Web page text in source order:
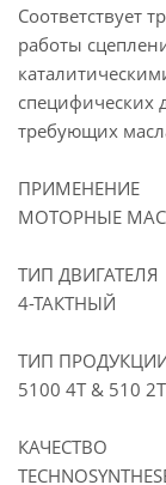
Соответствует
работы
специфических
требующих
ПРИМЕНЕНИЕ
МОТОРНЫЕ
ТИП ДВИГАТЕЛЯ
4-ТАКТНЫЙ
ТИП
5100 4T & 510 2T
КАЧЕСТВО